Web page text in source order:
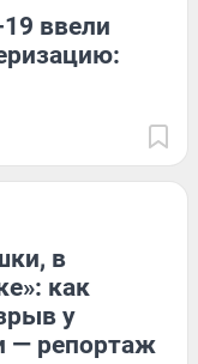
ввели
в
как
у
— репортаж